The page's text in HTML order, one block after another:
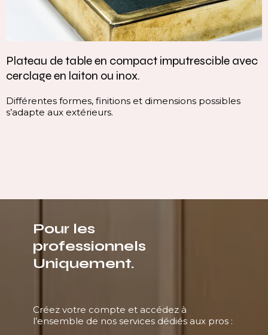
avec
Vasque intégrée monobloc — élégance
continuité parfaite
Cette vasque intégrée monobloc est conçue
continuité du plan, sans rupture visuelle. Elle
Pour les
professionnels
Uniquement.
Créez votre compte et accédez à
l’ensemble de nos services dédiés aux pros :